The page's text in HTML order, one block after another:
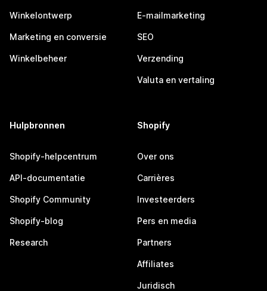
Winkelontwerp
Marketing en conversie
Winkelbeheer
E-mailmarketing
SEO
Verzending
Valuta en vertaling
Hulpbronnen
Shopify-helpcentrum
API-documentatie
Shopify Community
Shopify-blog
Research
Shopify
Over ons
Carrières
Investeerders
Pers en media
Partners
Affiliates
Juridisch